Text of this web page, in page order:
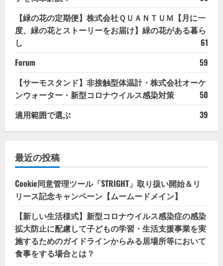
【緑の花の定期便】株式会社ＱＵＡＮＴＵＭ【月に一
度、緑の花とストーリーをお届け】緑の花がある暮ら
し
61
Forum
59
【サーモスタンド】非接触型体温計・株式会社オーケ
ンウォーター・新型コロナウイルス感染対策
50
適用範囲で選ぶ
39
最近の投稿
Cookie同意管理ツール「STRIGHT」取り扱い開始＆リ
リース記念キャンペーン【ムームードメイン】
【新しい生活様式】新型コロナウイルス感染症の感染
拡大防止に配慮して子どもの学習・生活支援事業を実
施するためのガイドラインからみる居場所等において
食事をする場合とは？